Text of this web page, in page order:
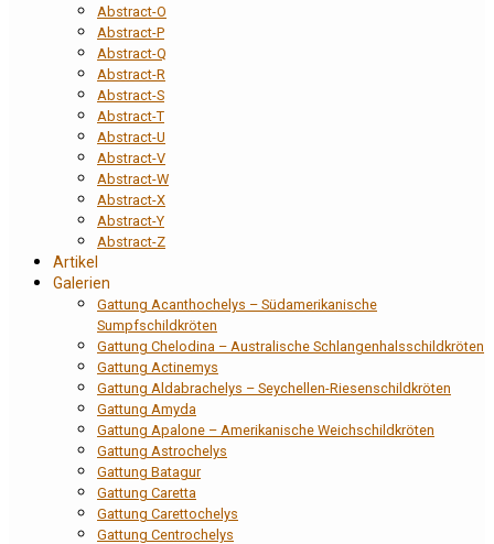
Abstract-O
Abstract-P
Abstract-Q
Abstract-R
Abstract-S
Abstract-T
Abstract-U
Abstract-V
Abstract-W
Abstract-X
Abstract-Y
Abstract-Z
Artikel
Galerien
Gattung Acanthochelys – Südamerikanische
Sumpfschildkröten
Gattung Chelodina – Australische Schlangenhalsschildkröten
Gattung Actinemys
Gattung Aldabrachelys – Seychellen-Riesenschildkröten
Gattung Amyda
Gattung Apalone – Amerikanische Weichschildkröten
Gattung Astrochelys
Gattung Batagur
Gattung Caretta
Gattung Carettochelys
Gattung Centrochelys